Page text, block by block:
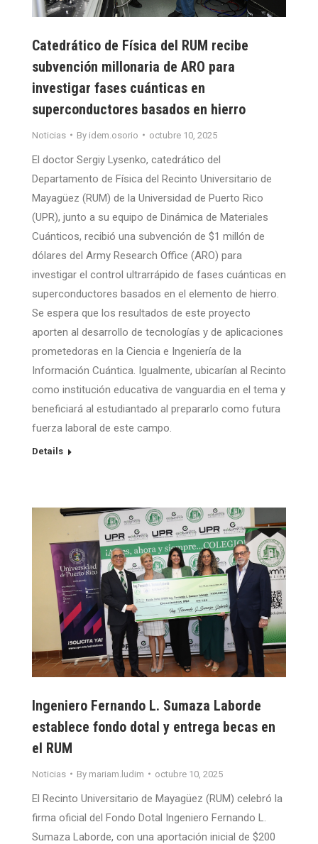
Catedrático de Física del RUM recibe
subvención millonaria de ARO para
investigar fases cuánticas en
superconductores basados en hierro
Noticias By idem.osorio octubre 10, 2025
El doctor Sergiy Lysenko, catedrático del
Departamento de Física del Recinto Universitario de
Mayagüez (RUM) de la Universidad de Puerto Rico
(UPR), junto a su equipo de Dinámica de Materiales
Cuánticos, recibió una subvención de $1 millón de
dólares del Army Research Office (ARO) para
investigar el control ultrarrápido de fases cuánticas en
superconductores basados en el elemento de hierro.
Se espera que los resultados de este proyecto
aporten al desarrollo de tecnologías y de aplicaciones
prometedoras en la Ciencia e Ingeniería de la
Información Cuántica. Igualmente, ubicarían al Recinto
como institución educativa de vanguardia en el tema y
beneficiará al estudiantado al prepararlo como futura
fuerza laboral de este campo.
Details
Ingeniero Fernando L. Sumaza Laborde
establece fondo dotal y entrega becas en
el RUM
Noticias By mariam.ludim octubre 10, 2025
El Recinto Universitario de Mayagüez (RUM) celebró la
firma oficial del Fondo Dotal Ingeniero Fernando L.
Sumaza Laborde, con una aportación inicial de $200